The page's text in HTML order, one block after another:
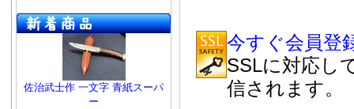
佐治武士作 一文字 青紙スーパ
ー
今すぐ会員登
SSLに対応し
信されます。